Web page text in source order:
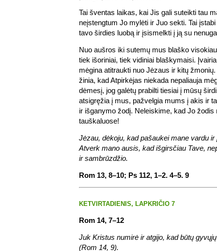
Tai šventas laikas, kai Jis gali suteikti tau
neįstengtum Jo mylėti ir Juo sekti. Tai
tavo širdies luobą ir įsismelkti į ją su
Nuo aušros iki sutemų mus blaško
tiek išoriniai, tiek vidiniai blaškymaisi.
mėgina atitraukti nuo Jėzaus ir kitų
žinia, kad Atpirkėjas niekada nepaliauja
dėmesį, jog galėtų prabilti tiesiai į mūsų
atsigręžia į mus, pažvelgia mums į akis ir
ir išganymo žodį. Neleiskime, kad Jo žodis
tauškaluose!
Jėzau, dėkoju, kad pašaukei mane vardu
Atverk mano ausis, kad išgirsčiau Tave,
ir sambrūzdžio.
Rom 13, 8–10; Ps 112, 1–2. 4–5. 9
KETVIRTADIENIS, LAPKRIČIO 7
Rom 14, 7–12
Juk Kristus numirė ir atgijo, kad būtų
(Rom 14, 9).